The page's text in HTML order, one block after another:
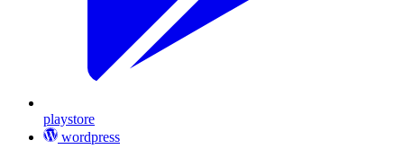
playstore
wordpress